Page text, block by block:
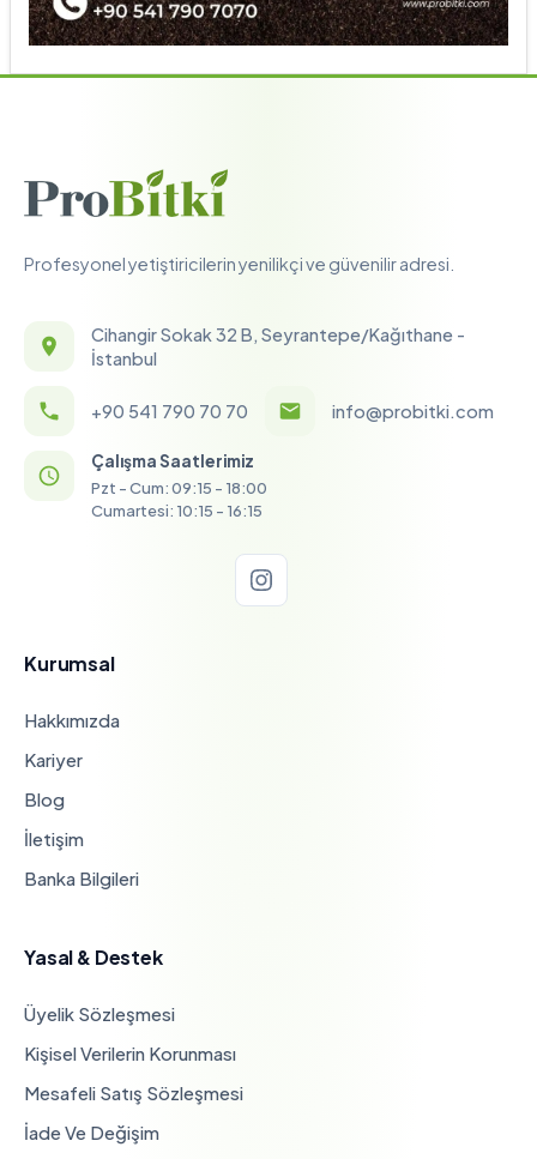
Profesyonel yetiştiricilerin yenilikçi ve güvenilir adresi.
Cihangir Sokak 32 B, Seyrantepe/Kağıthane -
İstanbul
+90 541 790 70 70 info@probitki.com
Çalışma Saatlerimiz
Pzt - Cum: 09:15 - 18:00
Cumartesi: 10:15 - 16:15
Kurumsal
Hakkımızda
Kariyer
Blog
İletişim
Banka Bilgileri
Yasal & Destek
Üyelik Sözleşmesi
Kişisel Verilerin Korunması
Mesafeli Satış Sözleşmesi
İade Ve Değişim